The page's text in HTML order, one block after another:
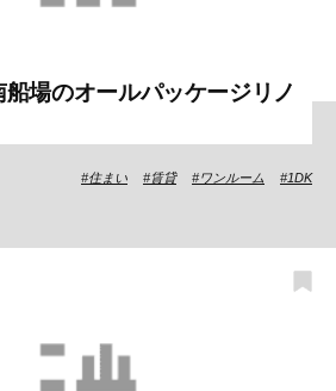
船場のオールパッケージリノ
住まい 賃貸 ワンルーム 1DK